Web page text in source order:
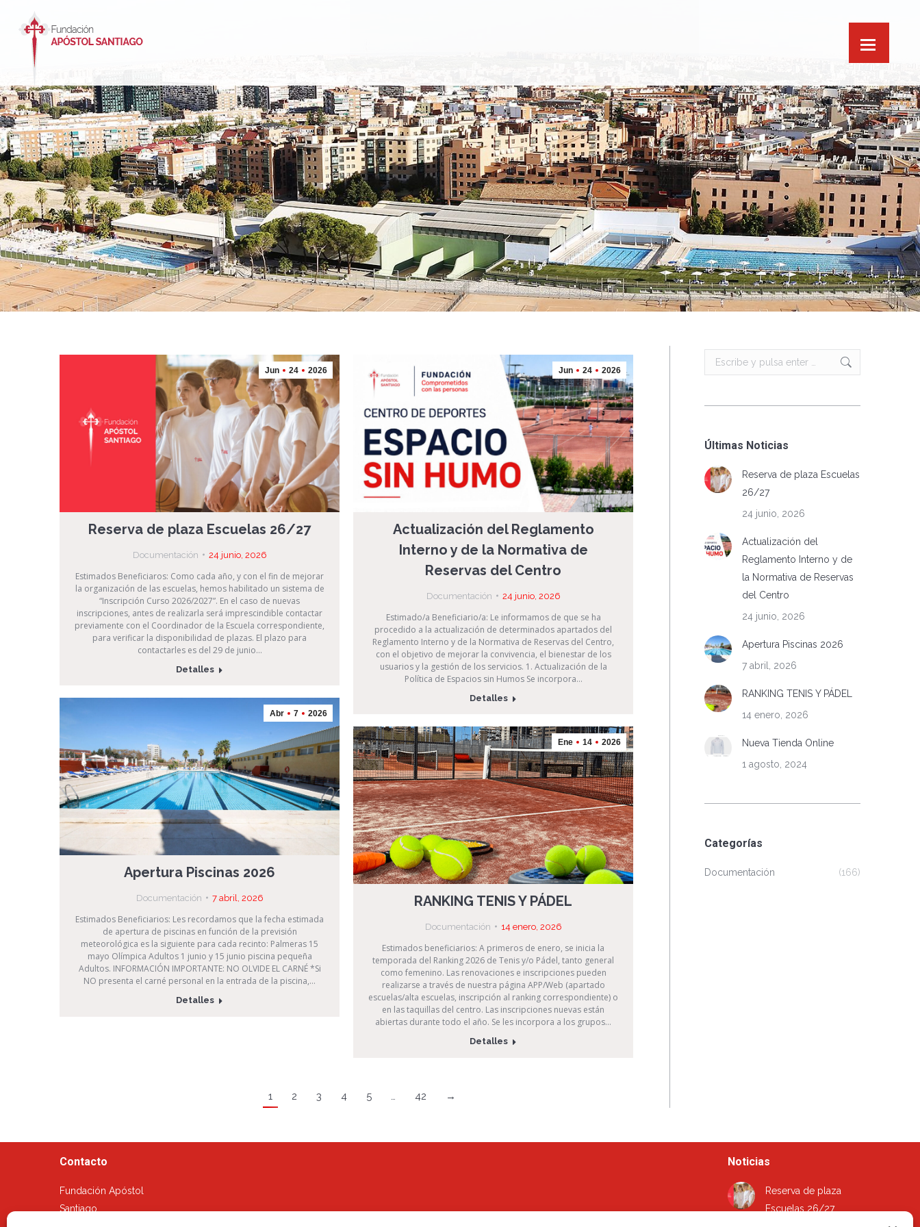
Jun 24 2026
Reserva de plaza Escuelas 26/27
Documentación 24 junio, 2026
Estimados Beneficiaros: Como cada año, y con el fin de mejorar
la organización de las escuelas, hemos habilitado un sistema de
“Inscripción Curso 2026/2027”. En el caso de nuevas
inscripciones, antes de realizarla será imprescindible contactar
previamente con el Coordinador de la Escuela correspondiente,
para verificar la disponibilidad de plazas. El plazo para
contactarles es del 29 de junio…
Detalles
Jun 24 2026
Actualización del Reglamento
Interno y de la Normativa de
Reservas del Centro
Documentación 24 junio, 2026
Estimado/a Beneficiario/a: Le informamos de que se ha
procedido a la actualización de determinados apartados del
Reglamento Interno y de la Normativa de Reservas del Centro,
con el objetivo de mejorar la convivencia, el bienestar de los
usuarios y la gestión de los servicios. 1. Actualización de la
Política de Espacios sin Humos Se incorpora…
Detalles
Abr 7 2026
Apertura Piscinas 2026
Documentación 7 abril, 2026
Estimados Beneficiarios: Les recordamos que la fecha estimada
de apertura de piscinas en función de la previsión
meteorológica es la siguiente para cada recinto: Palmeras 15
mayo Olímpica Adultos 1 junio y 15 junio piscina pequeña
Adultos. INFORMACIÓN IMPORTANTE: NO OLVIDE EL CARNÉ *Si
NO presenta el carné personal en la entrada de la piscina,…
Detalles
Ene 14 2026
RANKING TENIS Y PÁDEL
Documentación 14 enero, 2026
Estimados beneficiarios: A primeros de enero, se inicia la
temporada del Ranking 2026 de Tenis y/o Pádel, tanto general
como femenino. Las renovaciones e inscripciones pueden
realizarse a través de nuestra página APP/Web (apartado
escuelas/alta escuelas, inscripción al ranking correspondiente) o
en las taquillas del centro. Las inscripciones nuevas están
abiertas durante todo el año. Se les incorpora a los grupos…
Detalles
1 2 3 4 5 … 42 →
Buscar:
Últimas Noticias
Reserva de plaza Escuelas
26/27
24 junio, 2026
Actualización del
Reglamento Interno y de
la Normativa de Reservas
del Centro
24 junio, 2026
Apertura Piscinas 2026
7 abril, 2026
RANKING TENIS Y PÁDEL
14 enero, 2026
Nueva Tienda Online
1 agosto, 2024
Categorías
Documentación (166)
Contacto
Fundación Apóstol
Santiago
Noticias
Reserva de plaza
Escuelas 26/27